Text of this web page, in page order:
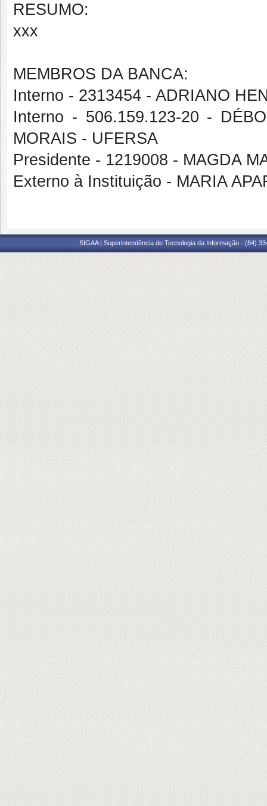
RESUMO:
xxx
MEMBROS DA BANCA:
Interno - 2313454 - ADRIANO
Interno - 506.159.123-20 -
MORAIS - UFERSA
Presidente - 1219008 - MAGDA
Externo à Instituição - MARIA
SIGAA | Superintendência de Tecnologia da Informação - (84)